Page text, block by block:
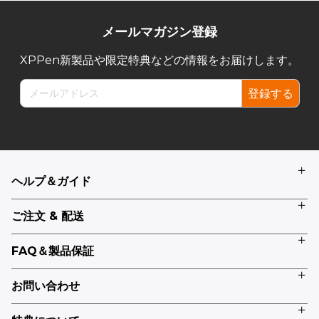
メールマガジン登録
XPPen新製品や限定特典などの情報をお届けします。
登録する
ヘルプ＆ガイド
ご注文 & 配送
FAQ＆製品保証
お問い合わせ